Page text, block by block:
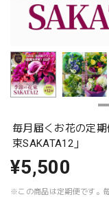
毎月届くお花の定
束SAKATA12」
¥5,500
※この商品は定期便です。